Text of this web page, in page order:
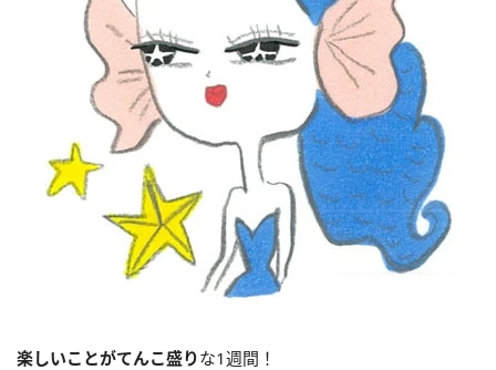
楽しいことがてんこ盛りな1週間！